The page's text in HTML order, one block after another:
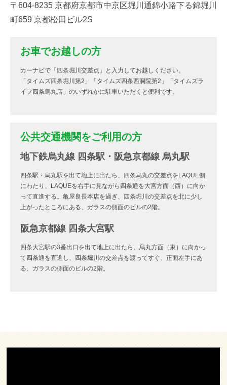
〒604-8235 京都府京都市中京区堀川通錦小路下る錦堀川
町659 京都松田ビル2S
お車でお越しの方
カーナビで「四条堀川交差点」と入力してお越しください。
「タイムズ四条堀川第2」「タイムズ四条西洞院第2」「タイムズラ
イフ四条烏丸店」のいずれかに駐車いただくと便利です。
公共交通機関をご利用の方
地下鉄烏丸線 四条駅・阪急京都線 烏丸駅
四条駅・烏丸駅を出て地上に出たら、四条烏丸の交差点をLAQUE側
にわたり、LAQUEを右手に見ながら四条通を大宮方面（西）に向か
って直進する。亀屋良長本店を過ぎ、四条堀川の交差点を北に少し
上がったところにある、ガラスの側面のビルの2階。
阪急京都線 四条大宮駅
四条大宮駅の3番出口を出て地上に出たら、烏丸方面（東）に向かっ
て四条通を直進し、四条堀川の交差点を渡ってすぐ、正面左手にあ
る、ガラスの側面のビルの2階。